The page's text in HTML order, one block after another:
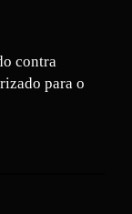
contra
para o